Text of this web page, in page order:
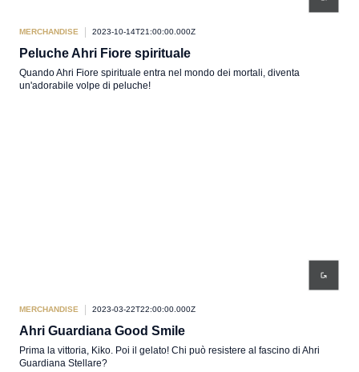
MERCHANDISE 2023-10-14T21:00:00.000Z
Peluche Ahri Fiore spirituale
Quando Ahri Fiore spirituale entra nel mondo dei mortali, diventa
un'adorabile volpe di peluche!
MERCHANDISE 2023-03-22T22:00:00.000Z
Ahri Guardiana Good Smile
Prima la vittoria, Kiko. Poi il gelato! Chi può resistere al fascino di Ahri
Guardiana Stellare?